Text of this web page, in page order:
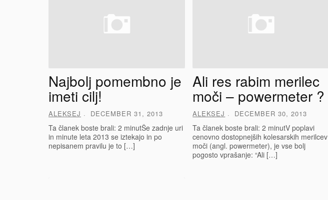
Najbolj pomembno je
imeti cilj!
ALEKSEJ DECEMBER 31, 2013
Ta članek boste brali: 2 minutŠe zadnje uri
in minute leta 2013 se iztekajo in po
nepisanem pravilu je to […]
Ali res rabim merilec
moči – powermeter ?
ALEKSEJ DECEMBER 30, 2013
Ta članek boste brali: 2 minutV poplavi
cenovno dostopnejših kolesarskih merilcev
moči (angl. powermeter), je vse bolj
pogosto vprašanje: “Ali […]